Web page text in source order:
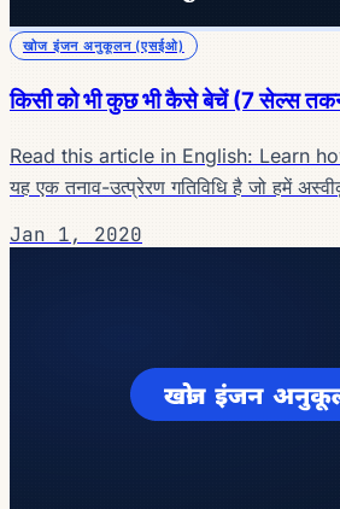
खोज इंजन अनुकूलन (एसईओ)
किसी को भी कुछ भी कैसे बेचें (7 सेल्स
Read this article in English: Learn
यह एक तनाव-उत्प्रेरण गतिविधि है जो हमें
Jan 1, 2020